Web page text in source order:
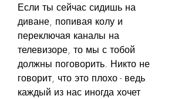
Если ты сейчас сидишь на
диване, попивая колу и
переключая каналы на
телевизоре, то мы с тобой
должны поговорить. Никто не
говорит, что это плохо - ведь
каждый из нас иногда хочет